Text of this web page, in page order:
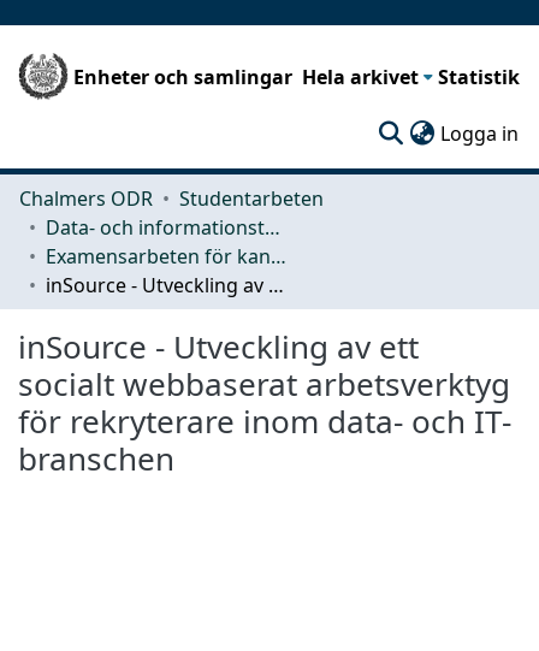
Enheter och samlingar Hela arkivet Statistik
Logga in
Chalmers ODR
Studentarbeten
Data- och informationsteknik (CSE)
Examensarbeten för kandidatexamen
inSource - Utveckling av ett socialt webbaserat arbetsverktyg för rekryterare inom data- och IT-branschen
inSource - Utveckling av ett
socialt webbaserat arbetsverktyg
för rekryterare inom data- och IT-
branschen